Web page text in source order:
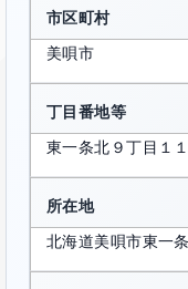
市区町村
美唄市
丁目番地等
東一条北９丁目１
所在地
北海道美唄市東一